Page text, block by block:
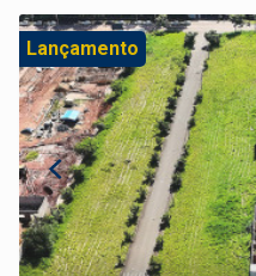
lançamento possui
água, esgoto, energia
preparado para que
imóvel desejado com tudo a
especialista em
Lançamento